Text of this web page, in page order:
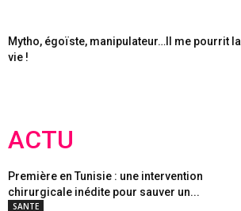
Mytho, égoïste, manipulateur…Il me pourrit la
vie !
ACTU
Première en Tunisie : une intervention
chirurgicale inédite pour sauver un...
SANTE